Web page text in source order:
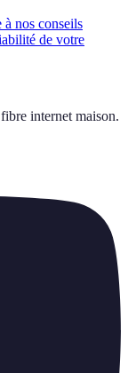
nos conseils
de votre
fibre internet maison.